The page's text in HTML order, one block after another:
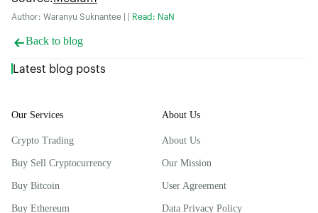
Author: Waranyu Suknantee | | Read: NaN
Back to blog
Latest blog posts
Our Services
Crypto Trading
Buy Sell Cryptocurrency
Buy Bitcoin
Buy Ethereum
About Us
About Us
Our Mission
User Agreement
Data Privacy Policy